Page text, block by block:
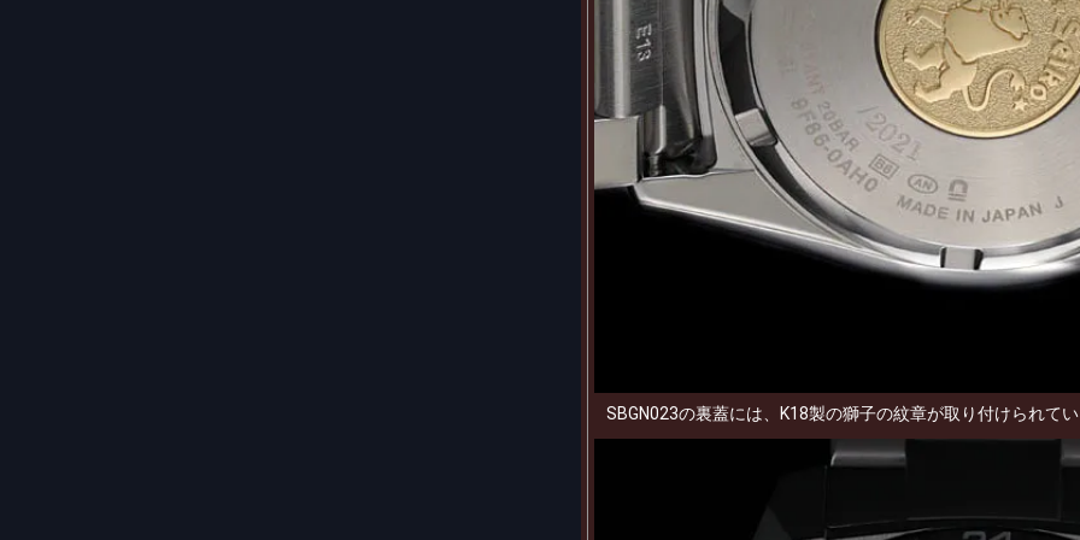
SBGN023の裏蓋には、K18製の獅子の紋章が取り付けられて